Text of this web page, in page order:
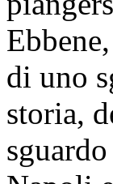
di uno
storia,